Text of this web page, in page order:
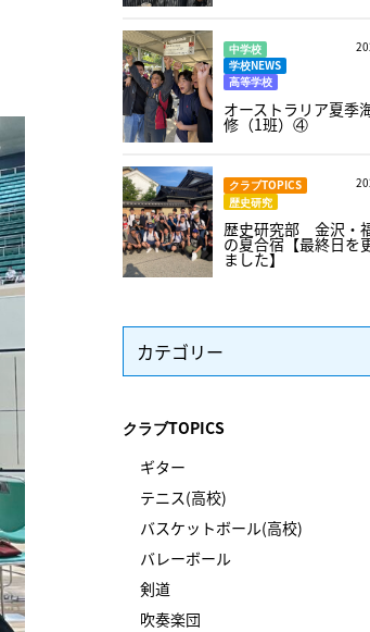
中学校
学校NEWS
高等学校
オーストラリア夏季
修（1班）④
クラブTOPICS
歴史研究
歴史研究部 金沢・
の夏合宿【最終日を
ました】
カテゴリー
クラブTOPICS
ギター
テニス(高校)
バスケットボール(高校)
バレーボール
剣道
吹奏楽団